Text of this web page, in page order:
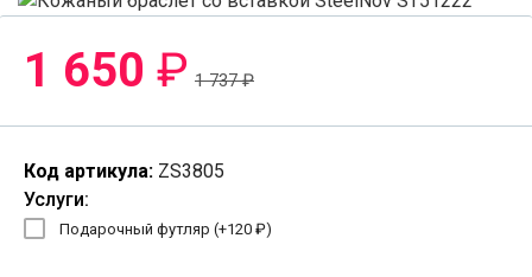
1 650 ₽ 1 737₽
Код артикула: ZS3805
Услуги:
Подарочный футляр (+120 ₽)